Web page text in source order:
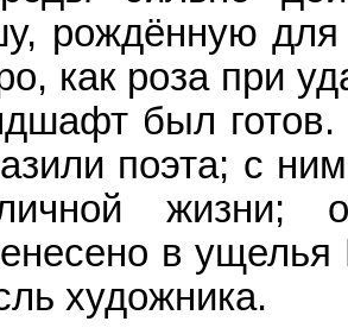
рождённую для
как роза при
был готов.
поэта; с
жизни;
в ущелья
художника.